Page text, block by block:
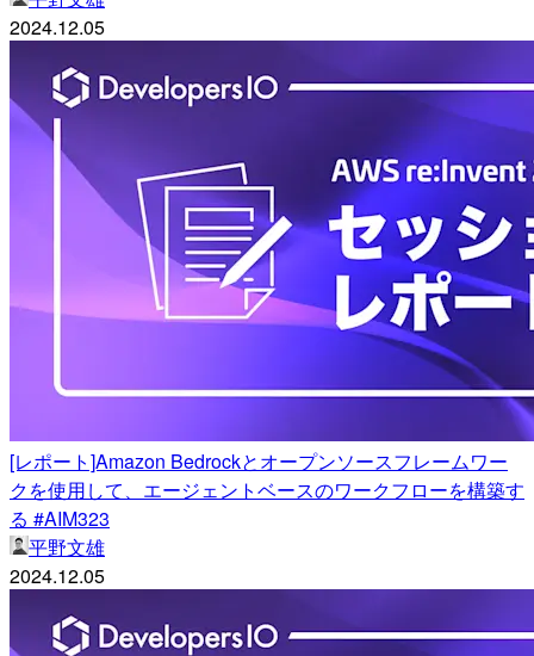
2024.12.05
[レポート]Amazon Bedrockとオープンソースフレームワー
クを使用して、エージェントベースのワークフローを構築す
る #AIM323
平野文雄
2024.12.05